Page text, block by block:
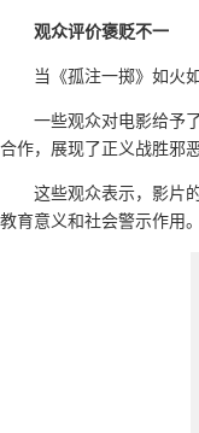
观众评价褒贬不一
当《孤注一掷》如火
一些观众对电影给予
合作，展现了正义战胜邪
这些观众表示，影片
教育意义和社会警示作用。